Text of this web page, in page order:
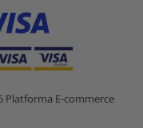
Platforma E-commerce